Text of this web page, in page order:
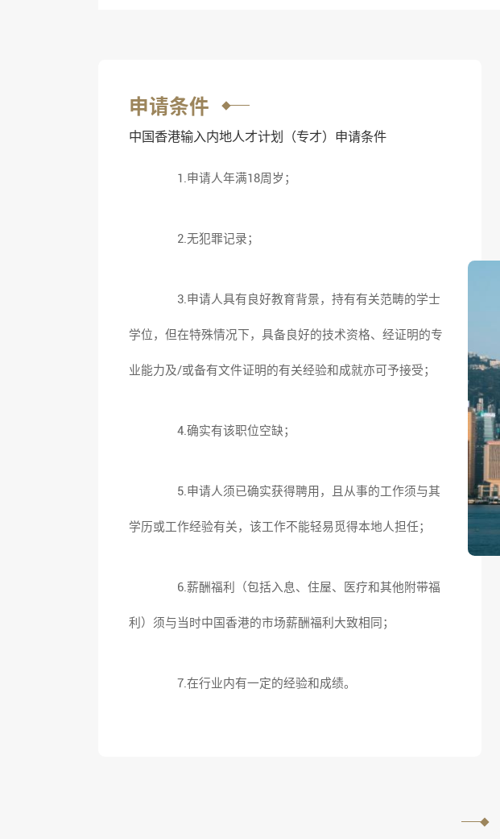
申请条件
中国香港输入内地人才计划（专才）申请条件
1.申请人年满18周岁；
2.无犯罪记录；
3.申请人具有良好教育背景，持有有关范畴的学士
学位，但在特殊情况下，具备良好的技术资格、经证明的专
业能力及/或备有文件证明的有关经验和成就亦可予接受；
4.确实有该职位空缺；
5.申请人须已确实获得聘用，且从事的工作须与其
学历或工作经验有关，该工作不能轻易觅得本地人担任；
6.薪酬福利（包括入息、住屋、医疗和其他附带福
利）须与当时中国香港的市场薪酬福利大致相同；
7.在行业内有一定的经验和成绩。